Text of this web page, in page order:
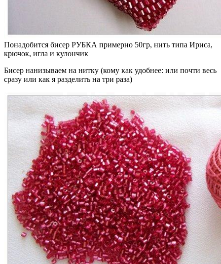
Понадобится бисер РУБКА примерно 50гр, нить типа Ириса,
крючок, игла и кулончик
Бисер нанизываем на нитку (кому как удобнее: или почти весь
сразу или как я разделить на три раза)